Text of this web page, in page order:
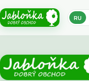
RU